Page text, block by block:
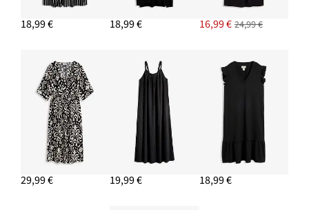
18,99 € 18,99 € 16,99 € 24,99 €
29,99 € 19,99 € 18,99 €